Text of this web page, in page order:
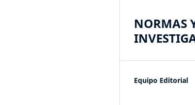
NORMAS
Equipo Editorial